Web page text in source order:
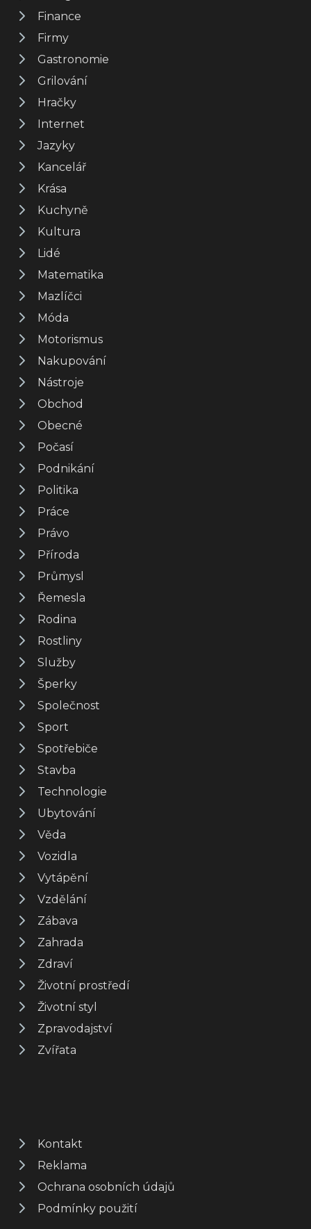
Finance
Firmy
Gastronomie
Grilování
Hračky
Internet
Jazyky
Kancelář
Krása
Kuchyně
Kultura
Lidé
Matematika
Mazlíčci
Móda
Motorismus
Nakupování
Nástroje
Obchod
Obecné
Počasí
Podnikání
Politika
Práce
Právo
Příroda
Průmysl
Řemesla
Rodina
Rostliny
Služby
Šperky
Společnost
Sport
Spotřebiče
Stavba
Technologie
Ubytování
Věda
Vozidla
Vytápění
Vzdělání
Zábava
Zahrada
Zdraví
Životní prostředí
Životní styl
Zpravodajství
Zvířata
Kontakt
Reklama
Ochrana osobních údajů
Podmínky použití